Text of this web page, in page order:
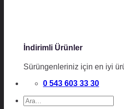
İndirimli Ürünler
Sürüngenleriniz için en iyi
0 543 603 33 30
Ara: